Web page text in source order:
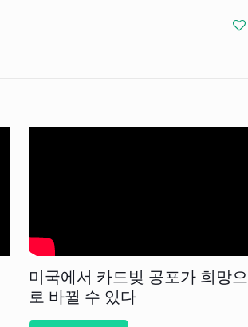
미국에서 카드빚 공포가 희망으
로 바뀔 수 있다